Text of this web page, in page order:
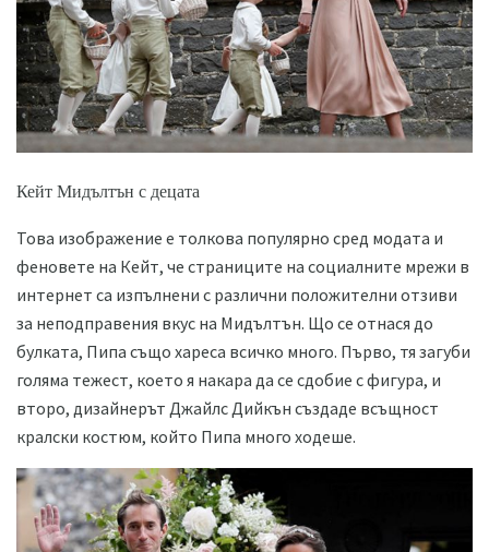
Кейт Мидълтън с децата
Това изображение е толкова популярно сред модата и
феновете на Кейт, че страниците на социалните мрежи в
интернет са изпълнени с различни положителни отзиви
за неподправения вкус на Мидълтън. Що се отнася до
булката, Пипа също хареса всичко много. Първо, тя загуби
голяма тежест, което я накара да се сдобие с фигура, и
второ, дизайнерът Джайлс Дийкън създаде всъщност
кралски костюм, който Пипа много ходеше.